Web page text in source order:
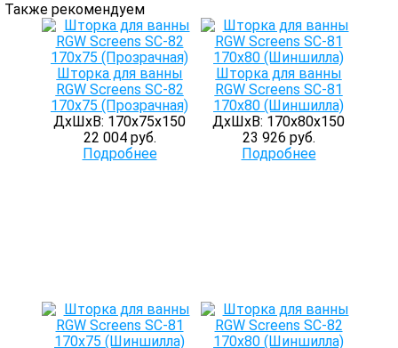
Также рекомендуем
Шторка для ванны
RGW Screens SC-82
170х75 (Прозрачная)
ДхШхВ: 170х75х150
22 004 руб.
Подробнее
Шторка для ванны
RGW Screens SC-81
170х80 (Шиншилла)
ДхШхВ: 170х80х150
23 926 руб.
Подробнее